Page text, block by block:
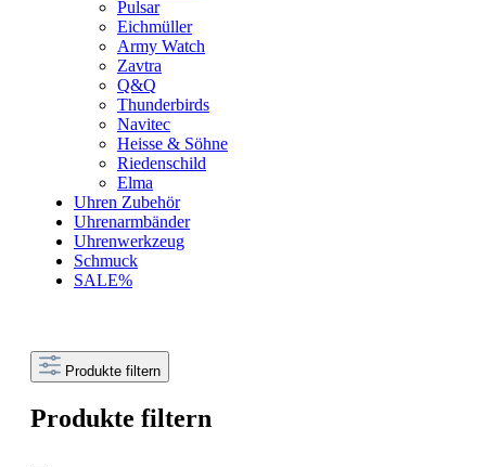
Pulsar
Eichmüller
Army Watch
Zavtra
Q&Q
Thunderbirds
Navitec
Heisse & Söhne
Riedenschild
Elma
Uhren Zubehör
Uhrenarmbänder
Uhrenwerkzeug
Schmuck
SALE%
Produkte filtern
Produkte filtern